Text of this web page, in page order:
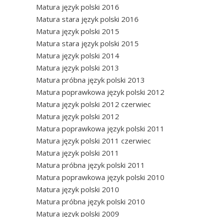
Matura język polski 2016
Matura stara język polski 2016
Matura język polski 2015
Matura stara język polski 2015
Matura język polski 2014
Matura język polski 2013
Matura próbna język polski 2013
Matura poprawkowa język polski 2012
Matura język polski 2012 czerwiec
Matura język polski 2012
Matura poprawkowa język polski 2011
Matura język polski 2011 czerwiec
Matura język polski 2011
Matura próbna język polski 2011
Matura poprawkowa język polski 2010
Matura język polski 2010
Matura próbna język polski 2010
Matura język polski 2009